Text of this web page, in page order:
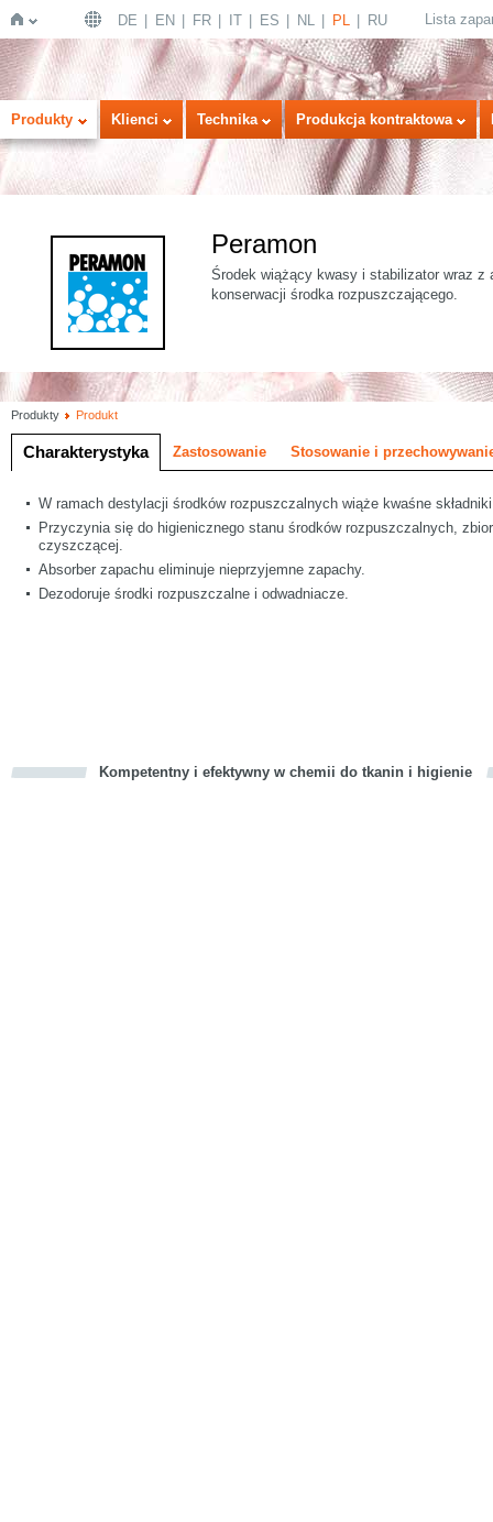
Strona
DE EN FR IT ES NL PL RU Lista
Produkty Klienci Technika Produkcja kontraktowa
Peramon
Środek wiążący kwasy i stabilizator wraz z
konserwacji środka rozpuszczającego.
Produkty Produkt
Charakterystyka Zastosowanie Stosowanie i
W ramach destylacji środków rozpuszczalnych wiąże kwaśne
Przyczynia się do higienicznego stanu środków rozpuszczalnych,
czyszczącej.
Absorber zapachu eliminuje nieprzyjemne zapachy.
Dezodoruje środki rozpuszczalne i odwadniacze.
Kompetentny i efektywny w chemii do tkanin i higienie